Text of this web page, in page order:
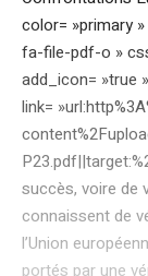
color= »primary
fa-file-pdf-o »
add_icon= »true »
link=
succès, voire de
connaissent de
l’Union
portés par une